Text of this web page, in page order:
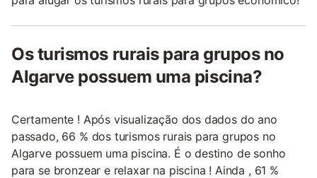
Os turismos rurais para grupos no
Algarve possuem uma piscina?
Certamente ! Após visualização dos dados do ano
passado, 66 % dos turismos rurais para grupos no
Algarve possuem uma piscina. É o destino de sonho
para se bronzear e relaxar na piscina ! Ainda , 61 %